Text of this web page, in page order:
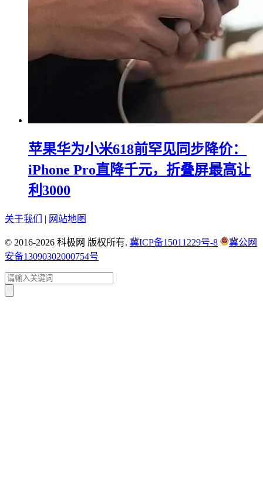
苹果华为小米618前罕见同步降价：
iPhone Pro直降千元，折叠屏最高让
利3000
关于我们 | 网站地图
© 2016-2026 科极网 版权所有. 冀ICP备15011229号-8
冀公网
安备13090302000754号